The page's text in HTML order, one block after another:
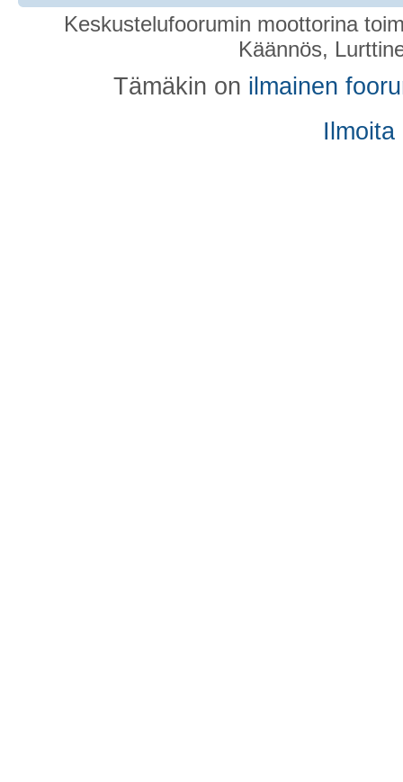
Keskustelufoorumin moottorina
Käännös,
Tämäkin on ilmainen